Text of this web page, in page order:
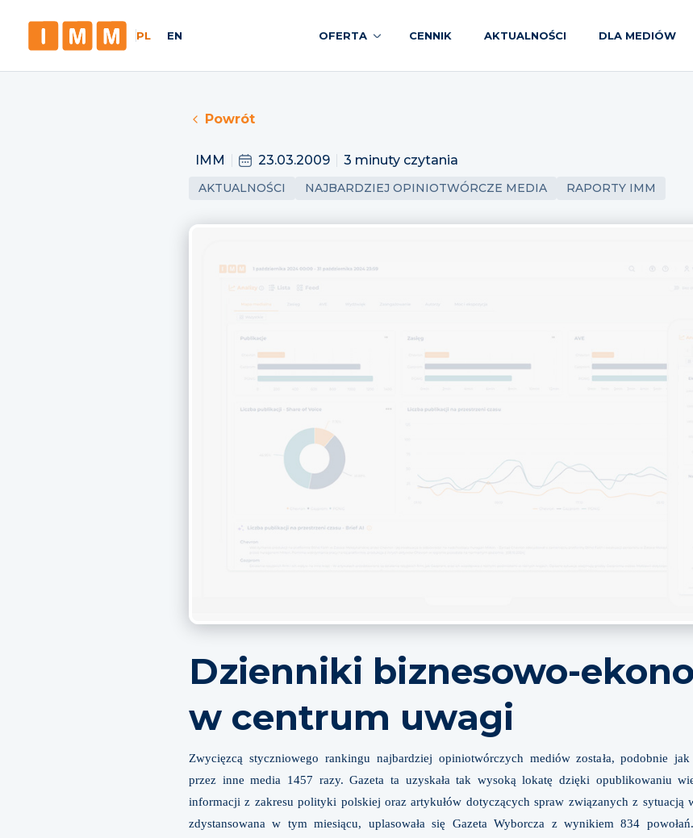
PL EN OFERTA CENNIK AKTUALNOŚCI DLA MEDIÓW
Powrót
IMM 23.03.2009 3 minuty czytania
AKTUALNOŚCI NAJBARDZIEJ OPINIOTWÓRCZE MEDIA RAPORTY IMM
Dzienniki biznesowo-
w centrum uwagi
Zwycięzcą styczniowego rankingu najbardziej opiniotwórczych mediów została, podobnie
przez inne media 1457 razy. Gazeta ta uzyskała tak wysoką lokatę dzięki opublikowaniu
informacji z zakresu polityki polskiej oraz artykułów dotyczących spraw związanych z sytuacją
zdystansowana w tym miesiącu, uplasowała się Gazeta Wyborcza z wynikiem 834